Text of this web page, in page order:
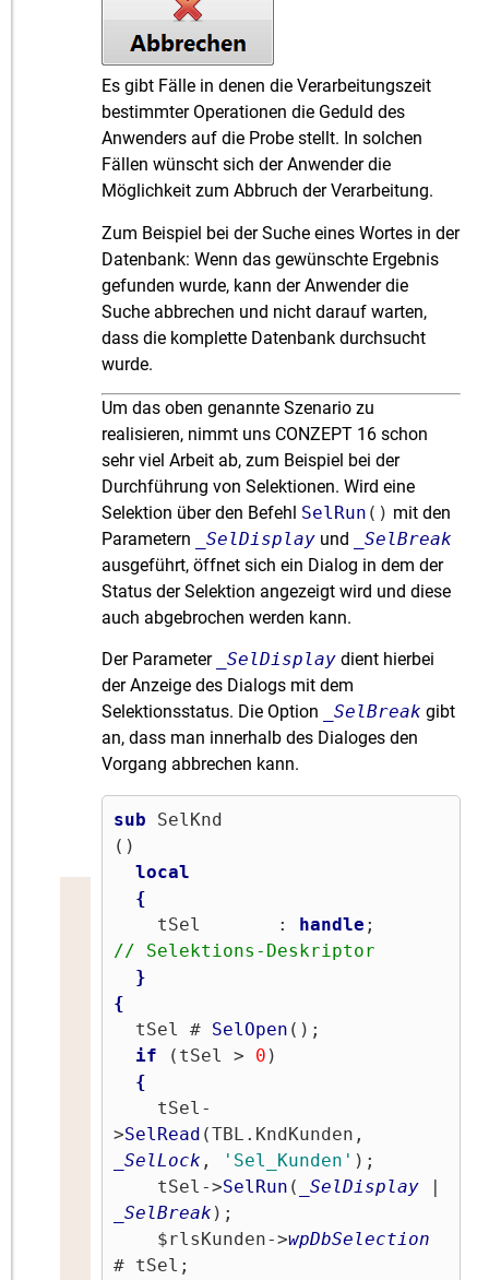
Es gibt Fälle in denen die Verarbeitungszeit
bestimmter Operationen die Geduld des
Anwenders auf die Probe stellt. In solchen
Fällen wünscht sich der Anwender die
Möglichkeit zum Abbruch der Verarbeitung.
Zum Beispiel bei der Suche eines Wortes in der
Datenbank: Wenn das gewünschte Ergebnis
gefunden wurde, kann der Anwender die
Suche abbrechen und nicht darauf warten,
dass die komplette Datenbank durchsucht
wurde.
Um das oben genannte Szenario zu
realisieren, nimmt uns CONZEPT 16 schon
sehr viel Arbeit ab, zum Beispiel bei der
Durchführung von Selektionen. Wird eine
Selektion über den Befehl SelRun () mit den
Parametern
_SelDisplay und
_SelBreak
ausgeführt, öffnet sich ein Dialog in dem der
Status der Selektion angezeigt wird und diese
auch abgebrochen werden kann.
Der Parameter _SelDisplay dient hierbei
der Anzeige des Dialogs mit dem
Selektionsstatus. Die Option
_SelBreak gibt
an, dass man innerhalb des Dialoges den
Vorgang abbrechen kann.
sub SelKnd
()
local
{
    tSel       :
handle
// Selektions-Deskriptor
}
{
  tSel #
SelOpen ();
if (tSel > 0 )
{
>SelRead
_SelLock , 'Sel_Kunden' );
    tSel->
SelRun ( _SelDisplay
_SelBreak );
    $rlsKunden->
wpDbSelection
# tSel;